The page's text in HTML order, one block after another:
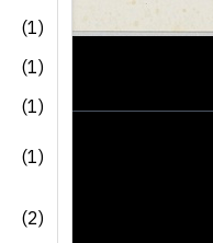
(1)
(1)
(1)
(1)
(2)